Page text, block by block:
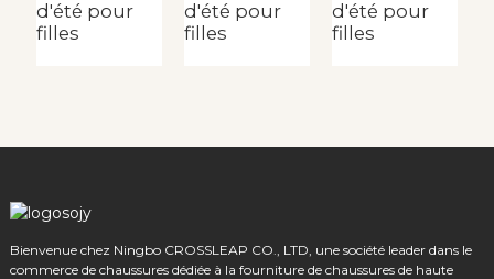
d'été pour
filles
d'été pour
filles
d'été pour
filles
Bienvenue chez Ningbo CROSSLEAP CO., LTD, une société leader dans le
commerce de chaussures dédiée à la fourniture de chaussures de haute